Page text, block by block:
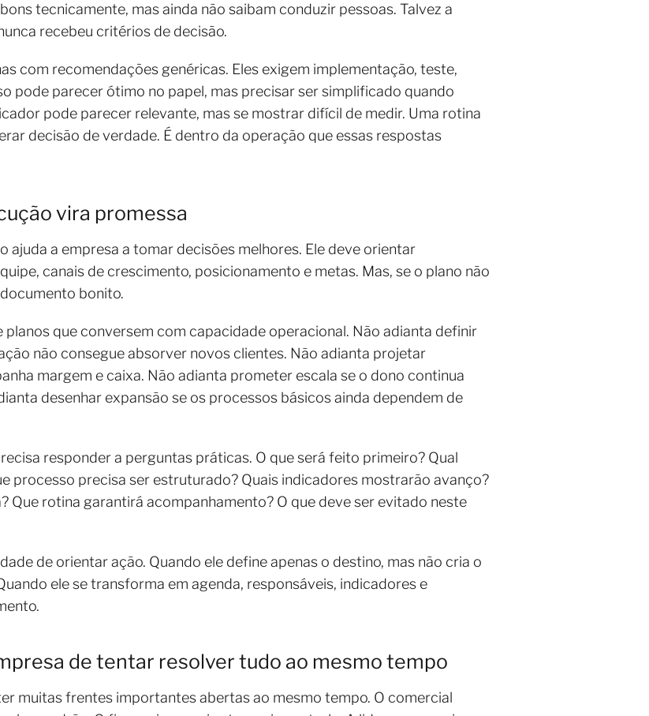
tecnicamente, mas ainda não saibam conduzir pessoas. Talvez a
recebeu critérios de decisão.
com recomendações genéricas. Eles exigem implementação, teste,
pode parecer ótimo no papel, mas precisar ser simplificado quando
pode parecer relevante, mas se mostrar difícil de medir. Uma rotina
decisão de verdade. É dentro da operação que essas respostas
vira promessa
ajuda a empresa a tomar decisões melhores. Ele deve orientar
canais de crescimento, posicionamento e metas. Mas, se o plano não
bonito.
que conversem com capacidade operacional. Não adianta definir
não consegue absorver novos clientes. Não adianta projetar
margem e caixa. Não adianta prometer escala se o dono continua
desenhar expansão se os processos básicos ainda dependem de
responder a perguntas práticas. O que será feito primeiro? Qual
processo precisa ser estruturado? Quais indicadores mostrarão avanço?
Que rotina garantirá acompanhamento? O que deve ser evitado neste
de orientar ação. Quando ele define apenas o destino, mas não cria o
ele se transforma em agenda, responsáveis, indicadores e
de tentar resolver tudo ao mesmo tempo
muitas frentes importantes abertas ao mesmo tempo. O comercial